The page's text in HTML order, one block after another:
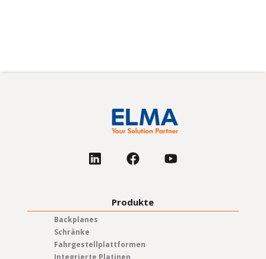
Produkte
Backplanes
Schränke
Fahrgestellplattformen